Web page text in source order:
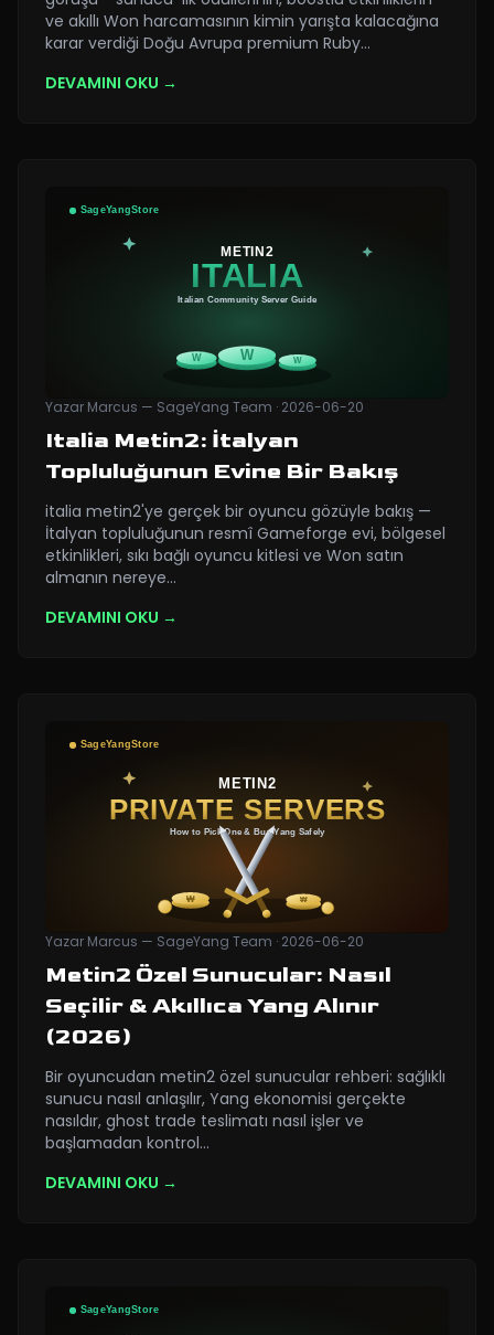
ve akıllı Won harcamasının kimin yarışta kalacağına
karar verdiği Doğu Avrupa premium Ruby…
DEVAMINI OKU →
Yazar Marcus — SageYang Team · 2026-06-20
Italia Metin2: İtalyan
Topluluğunun Evine Bir Bakış
italia metin2'ye gerçek bir oyuncu gözüyle bakış —
İtalyan topluluğunun resmî Gameforge evi, bölgesel
etkinlikleri, sıkı bağlı oyuncu kitlesi ve Won satın
almanın nereye…
DEVAMINI OKU →
Yazar Marcus — SageYang Team · 2026-06-20
Metin2 Özel Sunucular: Nasıl
Seçilir & Akıllıca Yang Alınır
(2026)
Bir oyuncudan metin2 özel sunucular rehberi: sağlıklı
sunucu nasıl anlaşılır, Yang ekonomisi gerçekte
nasıldır, ghost trade teslimatı nasıl işler ve
başlamadan kontrol…
DEVAMINI OKU →